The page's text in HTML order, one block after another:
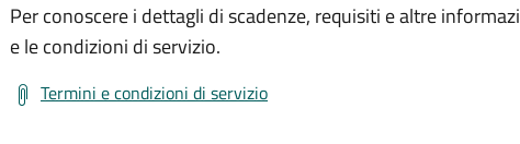
Per conoscere i dettagli di scadenze, requisiti e altre
e le condizioni di servizio.
Termini e condizioni di servizio